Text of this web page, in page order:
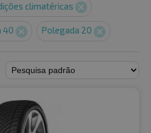
climatéricas
40 Polegada 20